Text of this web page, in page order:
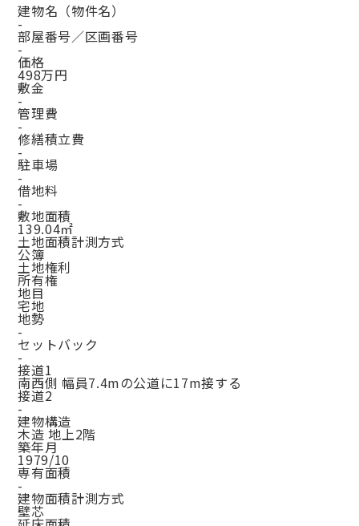
建物名（物件名）
-
部屋番号／区画番号
-
価格
498万円
敷金
-
管理費
-
修繕積立費
-
駐車場
-
借地料
-
敷地面積
139.04㎡
土地面積計測方式
公簿
土地権利
所有権
地目
宅地
地勢
-
セットバック
-
接道1
南西側 幅員7.4mの公道に17m接する
接道2
-
建物構造
木造 地上2階
築年月
1979/10
専有面積
-
建物面積計測方式
壁芯